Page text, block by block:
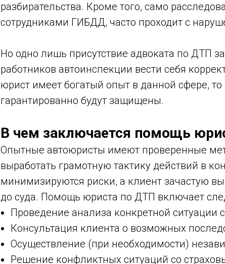
разбирательства. Кроме того, само
сотрудниками ГИБДД, часто проходит с
Но одно лишь присутствие адвоката по ДТП
работников автоинспекции вести себя
юрист имеет богатый опыт в данной сфере,
гарантированно будут защищены.
В чем заключается помощь
Опытные автоюристы имеют проверенные
выработать грамотную тактику действий в
минимизируются риски, а клиент зачастую
до суда. Помощь юриста по ДТП включает
Проведение анализа конкретной ситуации
Консультация клиента о возможных
Осуществление (при необходимости)
Решение конфликтных ситуаций со